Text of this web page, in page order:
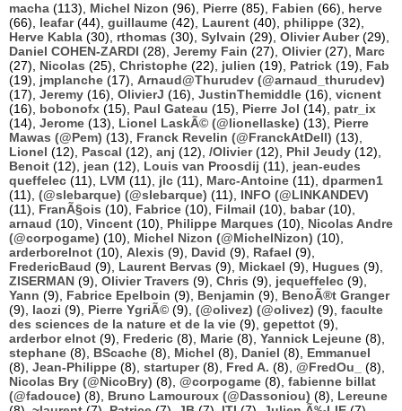
macha (113), Michel Nizon (96), Pierre (85), Fabien (66), herve
(66), leafar(44), guillaume (42), Laurent (40), philippe (32),
Herve Kabla (30), rthomas (30), Sylvain (29), Olivier Auber(29),
Daniel COHEN-ZARDI (28), Jeremy Fain (27), Olivier(27), Marc
(27), Nicolas (25), Christophe (22), julien (19), Patrick (19), Fab
(19), jmplanche (17), Arnaud@Thurudev (@arnaud_thurudev)
(17), Jeremy (16), OlivierJ (16), JustinThemiddle (16), vicnent
(16), bobonofx (15), Paul Gateau (15), Pierre Jol (14), patr_ix
(14), Jerome (13), Lionel LaskÃ© (@lionellaske) (13), Pierre
Mawas (@Pem) (13), Franck Revelin (@FranckAtDell) (13),
Lionel (12), Pascal (12), anj (12), /Olivier(12), Phil Jeudy (12),
Benoit (12), jean (12), Louis van Proosdij (11), jean-eudes
queffelec (11), LVM (11), jlc (11), Marc-Antoine (11), dparmen1
(11), (@slebarque) (@slebarque) (11), INFO (@LINKANDEV)
(11), FranÃ§ois (10), Fabrice (10), Filmail (10), babar(10),
arnaud (10), Vincent (10), Philippe Marques (10), Nicolas Andre
(@corpogame) (10), Michel Nizon (@MichelNizon) (10),
arderborelnot (10), Alexis (9), David (9), Rafael (9),
FredericBaud (9), Laurent Bervas (9), Mickael (9), Hugues (9),
ZISERMAN (9), Olivier Travers (9), Chris (9), jequeffelec (9),
Yann (9), Fabrice Epelboin (9), Benjamin (9), BenoÃ®t Granger
(9), laozi (9), Pierre YgriÃ© (9), (@olivez) (@olivez) (9), faculte
des sciences de la nature et de la vie (9), gepettot (9),
arderbor elnot (9), Frederic (8), Marie (8), Yannick Lejeune (8),
stephane (8), BScache (8), Michel (8), Daniel (8), Emmanuel
(8), Jean-Philippe (8), startuper(8), Fred A. (8), @FredOu_
(8),
Nicolas Bry (@NicoBry) (8), @corpogame (8), fabienne billat
(@fadouce) (8), Bruno Lamouroux (@Dassoniou) (8), Lereune